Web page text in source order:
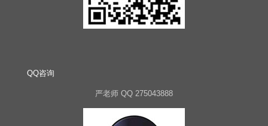
QQ咨询
严老师 QQ 275043888